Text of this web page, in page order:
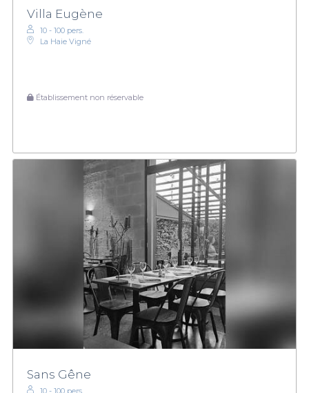
Villa Eugène
10 - 100 pers.
La Haie Vigné
Établissement non réservable
Sans Gêne